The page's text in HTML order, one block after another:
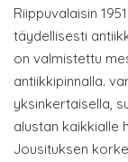
Riippuvalaisin
täydellisesti
on valmistettu
antiikkipinnalla.
yksinkertaisella,
alustan kaikkialle
Jousituksen